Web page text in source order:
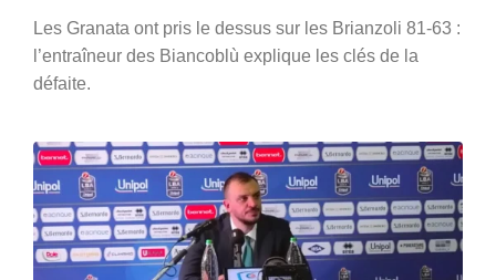
Les Granata ont pris le dessus sur les Brianzoli 81-63 :
l’entraîneur des Biancoblù explique les clés de la
défaite.